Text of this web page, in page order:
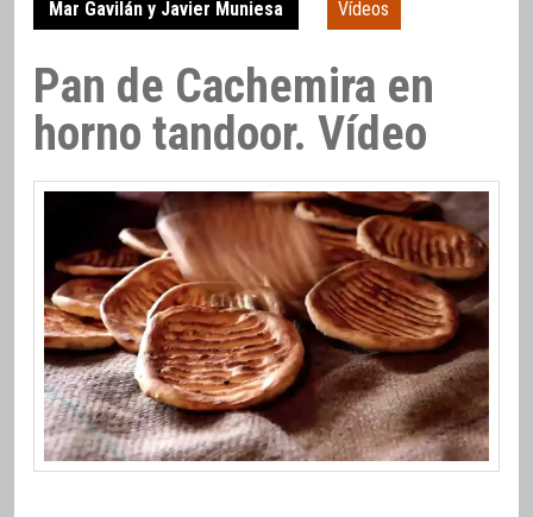
Mar Gavilán y Javier Muniesa Vídeos
Pan de Cachemira en
horno tandoor. Vídeo